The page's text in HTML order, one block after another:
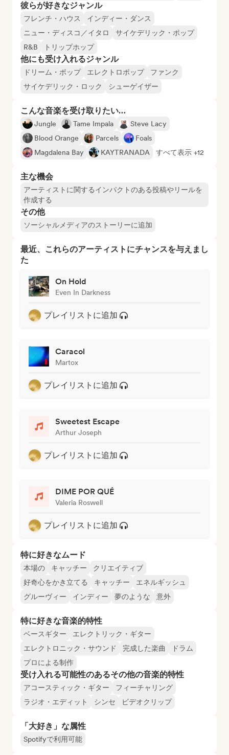
彼らが好きなジャンル
フレンチ・ハウス
インディー・ダンス
ニュー・ディスコ／イタロ
サイケデリック・ポップ
R&B
トリップホップ
他にも受け入れるジャンル
ドリーム・ポップ エレクトロポップ
ファンク
サイケデリック・ロック
シューゲイザー
こんな音楽を受け取りたい…
Jungle Tame Impala
Steve Lacy
Blood Orange
Parcels
Foals
Magdalena Bay
KAYTRANADA すべて表示 +12
主な機会
アーティストに関するインパクトのある投稿やリールを
作成する
その他
ソーシャルメディアのストーリーに追加
最近、これらのアーティストにチャンスを与えまし
た
On Hold
Even In Darkness
プレイリストに追加
Caracol
Martox
プレイリストに追加
Sweetest Escape
Arthur Joseph
プレイリストに追加
DIME POR QUÉ
Valeria Roswell
プレイリストに追加
特に好きなムード
本場の キャッチー
クリエイティブ
好奇心をかき立てる
キャッチー
エネルギッシュ
グルーヴィー
インディー 夢のような 意外
特に好きな音楽的特性
ベースギター
エレクトリック・ギター
エレクトロニック・サウンド
完成した楽曲
ドラム
プロによる制作
受け入れる可能性のあるその他の音楽的特性
アコースティック・ギター
フィーチャリング
ラジオ・エディット
シンセ ビデオクリップ
「大好き」な属性
Spotifyで利用可能